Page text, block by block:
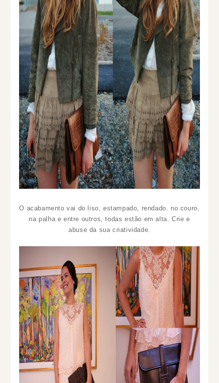
O acabamento vai do liso, estampado, rendado. no couro,
na palha e entre outros, todas estão em alta. Crie e
abuse da sua criatividade.